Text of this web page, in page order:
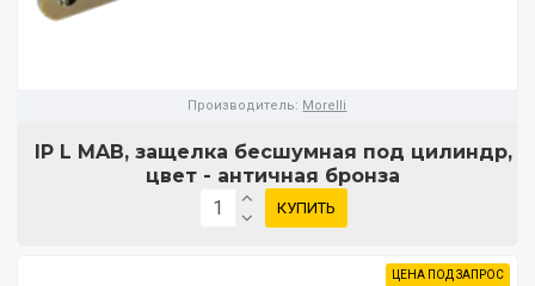
Производитель: Morelli
IP L MAB, защелка бесшумная под цилиндр,
цвет - античная бронза
КУПИТЬ
ЦЕНА ПОД ЗАПРОС